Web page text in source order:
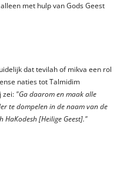
met hulp van Gods Geest
dat tevilah of mikva een rol
naties tot Talmidim
zei: "Ga daarom en maak alle
te dompelen in de naam van de
HaKodesh [Heilige Geest]."